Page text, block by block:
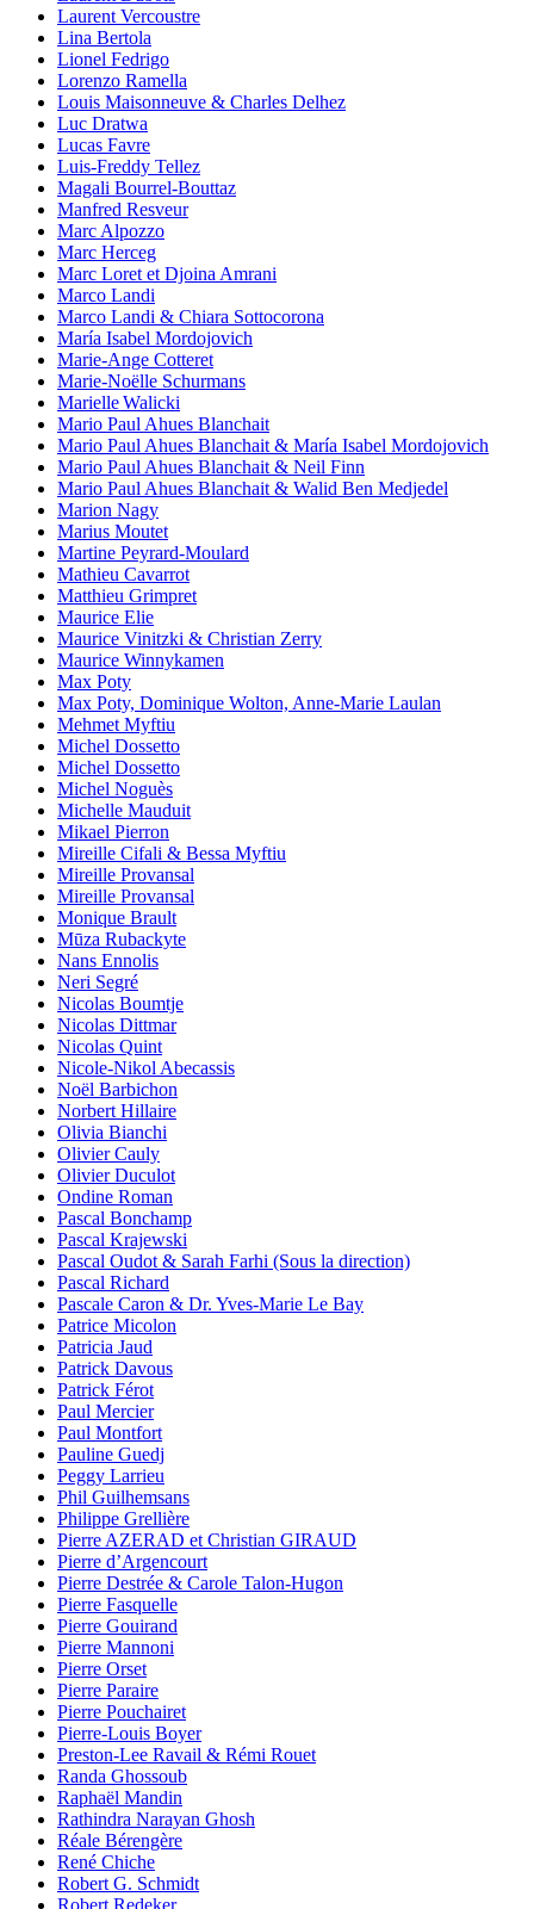
Laurent Vercoustre
Lina Bertola
Lionel Fedrigo
Lorenzo Ramella
Louis Maisonneuve & Charles Delhez
Luc Dratwa
Lucas Favre
Luis-Freddy Tellez
Magali Bourrel-Bouttaz
Manfred Resveur
Marc Alpozzo
Marc Herceg
Marc Loret et Djoina Amrani
Marco Landi
Marco Landi & Chiara Sottocorona
María Isabel Mordojovich
Marie-Ange Cotteret
Marie-Noëlle Schurmans
Marielle Walicki
Mario Paul Ahues Blanchait
Mario Paul Ahues Blanchait & María Isabel Mordojovich
Mario Paul Ahues Blanchait & Neil Finn
Mario Paul Ahues Blanchait & Walid Ben Medjedel
Marion Nagy
Marius Moutet
Martine Peyrard-Moulard
Mathieu Cavarrot
Matthieu Grimpret
Maurice Elie
Maurice Vinitzki & Christian Zerry
Maurice Winnykamen
Max Poty
Max Poty, Dominique Wolton, Anne-Marie Laulan
Mehmet Myftiu
Michel Dossetto
Michel Dossetto
Michel Noguès
Michelle Mauduit
Mikael Pierron
Mireille Cifali & Bessa Myftiu
Mireille Provansal
Mireille Provansal
Monique Brault
Mūza Rubackyte
Nans Ennolis
Neri Segré
Nicolas Boumtje
Nicolas Dittmar
Nicolas Quint
Nicole-Nikol Abecassis
Noël Barbichon
Norbert Hillaire
Olivia Bianchi
Olivier Cauly
Olivier Duculot
Ondine Roman
Pascal Bonchamp
Pascal Krajewski
Pascal Oudot & Sarah Farhi (Sous la direction)
Pascal Richard
Pascale Caron & Dr. Yves-Marie Le Bay
Patrice Micolon
Patricia Jaud
Patrick Davous
Patrick Férot
Paul Mercier
Paul Montfort
Pauline Guedj
Peggy Larrieu
Phil Guilhemsans
Philippe Grellière
Pierre AZERAD et Christian GIRAUD
Pierre d’Argencourt
Pierre Destrée & Carole Talon-Hugon
Pierre Fasquelle
Pierre Gouirand
Pierre Mannoni
Pierre Orset
Pierre Paraire
Pierre Pouchairet
Pierre-Louis Boyer
Preston-Lee Ravail & Rémi Rouet
Randa Ghossoub
Raphaël Mandin
Rathindra Narayan Ghosh
Réale Bérengère
René Chiche
Robert G. Schmidt